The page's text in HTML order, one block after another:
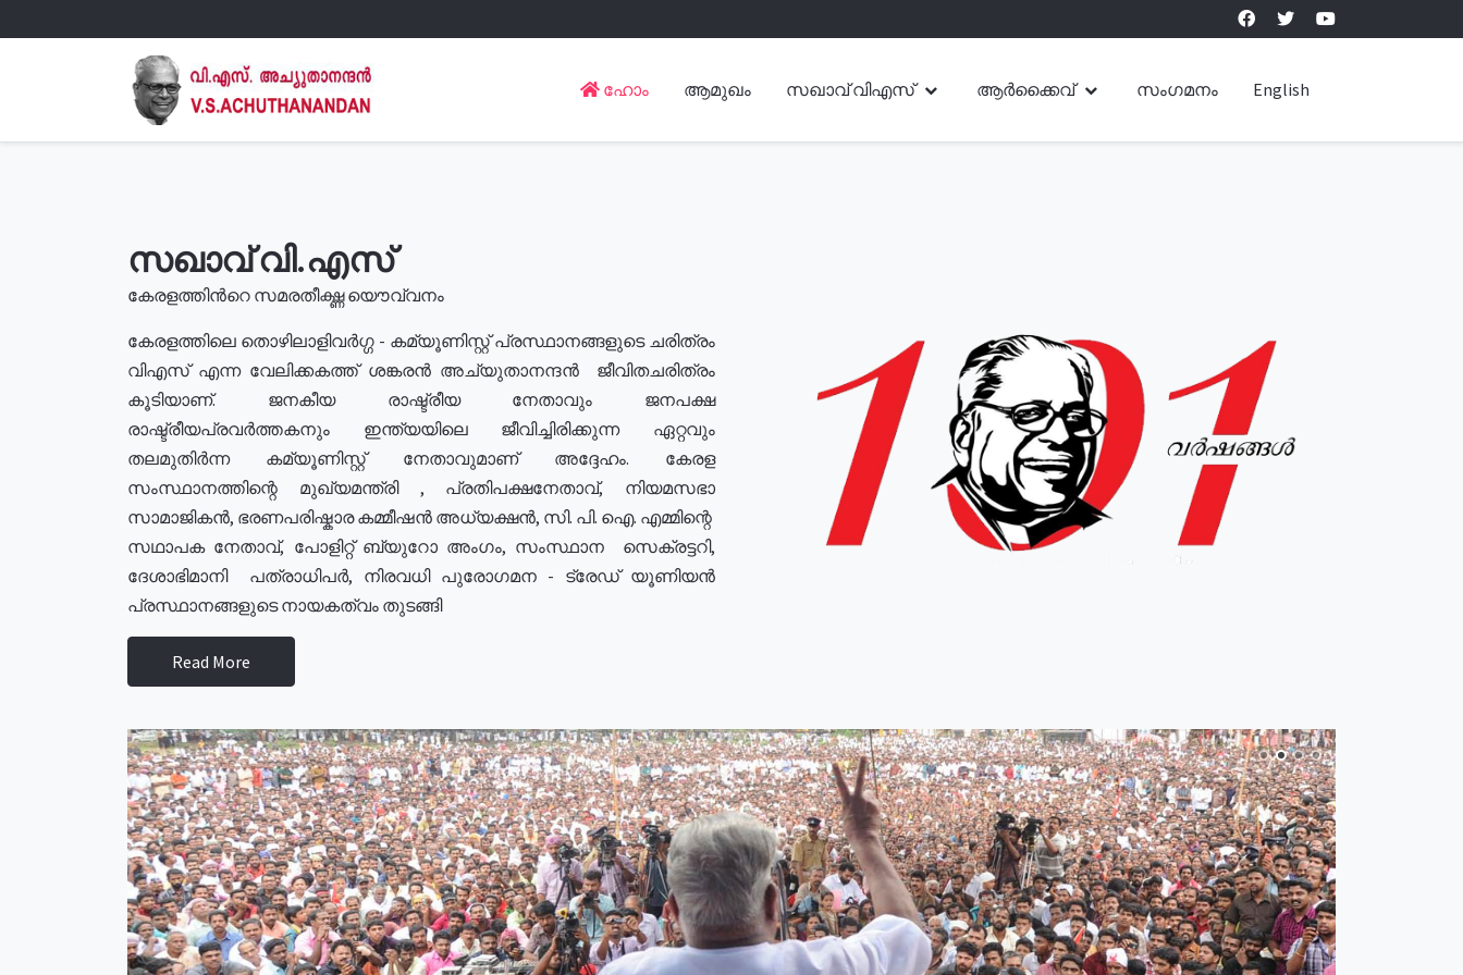
ഹോം ആമുഖം സഖാവ് വിഎസ് ആർക്കൈവ് സംഗമനം English
സഖാവ് വി.എസ്
കേരളത്തിൻറെ സമരതീക്ഷ്ണ യൌവ്വനം
കേരളത്തിലെ തൊഴിലാളിവർഗ്ഗ - കമ്യൂണിസ്റ്റ് പ്രസ്ഥാനങ്ങളുടെ ചരിത്രം
വിഎസ് എന്ന വേലിക്കകത്ത് ശങ്കരൻ അച്യുതാനന്ദൻ ജീവിതചരിത്രം
കൂടിയാണ്. ജനകീയ രാഷ്ട്രീയ നേതാവും ജനപക്ഷ
രാഷ്ട്രീയപ്രവർത്തകനും ഇന്ത്യയിലെ ജീവിച്ചിരിക്കുന്ന ഏറ്റവും
തലമുതിർന്ന കമ്യൂണിസ്റ്റ് നേതാവുമാണ് അദ്ദേഹം. കേരള
സംസ്ഥാനത്തിന്റെ മുഖ്യമന്ത്രി , പ്രതിപക്ഷനേതാവ്, നിയമസഭാ
സാമാജികൻ, ഭരണപരിഷ്കാര കമ്മീഷൻ അധ്യക്ഷൻ, സി. പി. ഐ. എമ്മിന്റെ
സഥാപക നേതാവ്, പോളിറ്റ് ബ്യുറോ അംഗം, സംസ്ഥാന സെക്രട്ടറി,
ദേശാഭിമാനി പത്രാധിപർ, നിരവധി പുരോഗമന - ട്രേഡ് യൂണിയൻ
പ്രസ്ഥാനങ്ങളുടെ നായകത്വം തുടങ്ങി
Read More